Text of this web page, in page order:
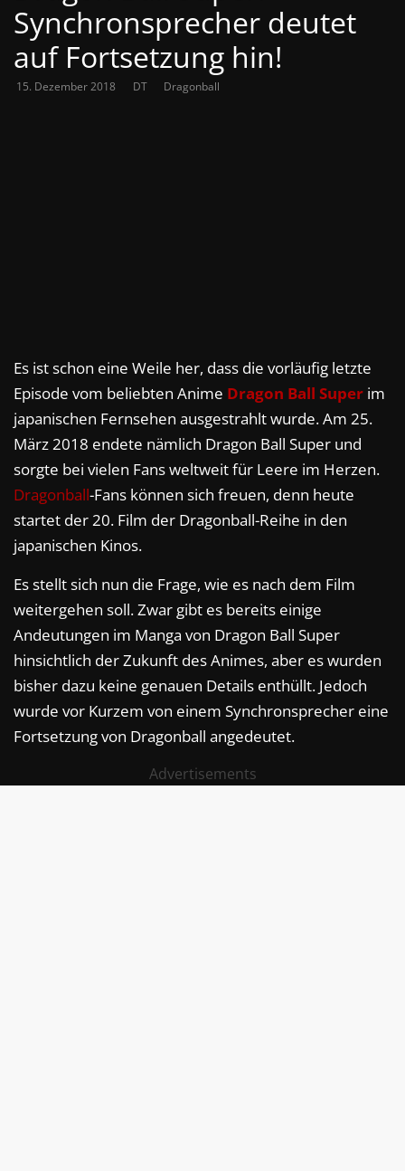
Synchronsprecher deutet
auf Fortsetzung hin!
15. Dezember 2018 DT Dragonball
Es ist schon eine Weile her, dass die vorläufig letzte
Episode vom beliebten Anime Dragon Ball Super im
japanischen Fernsehen ausgestrahlt wurde. Am 25.
März 2018 endete nämlich Dragon Ball Super und
sorgte bei vielen Fans weltweit für Leere im Herzen.
Dragonball-Fans können sich freuen, denn heute
startet der 20. Film der Dragonball-Reihe in den
japanischen Kinos.
Es stellt sich nun die Frage, wie es nach dem Film
weitergehen soll. Zwar gibt es bereits einige
Andeutungen im Manga von Dragon Ball Super
hinsichtlich der Zukunft des Animes, aber es wurden
bisher dazu keine genauen Details enthüllt. Jedoch
wurde vor Kurzem von einem Synchronsprecher eine
Fortsetzung von Dragonball angedeutet.
Advertisements